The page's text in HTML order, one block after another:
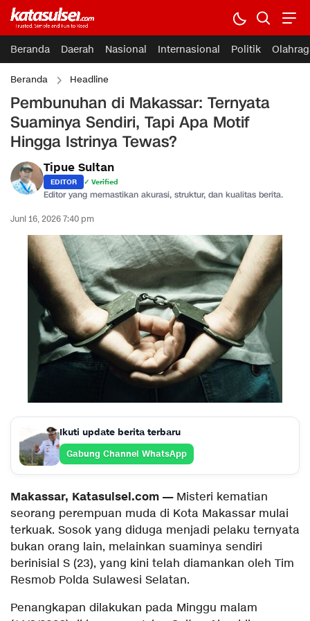
Beranda Daerah Nasional Internasional Politik
Beranda Headline
Pembunuhan di Makassar: Ternyata
Suaminya Sendiri, Tapi Apa Motif
Hingga Istrinya Tewas?
Tipue Sultan
EDITOR ✓ Verified
Editor yang memastikan akurasi, struktur, dan kualitas berita.
Juni 16, 2026 7:40 pm
Ikuti update berita terbaru
Gabung Channel WhatsApp
Makassar, Katasulsel.com — Misteri kematian
seorang perempuan muda di Kota Makassar mulai
terkuak. Sosok yang diduga menjadi pelaku ternyata
bukan orang lain, melainkan suaminya sendiri
berinisial S (23), yang kini telah diamankan oleh Tim
Resmob Polda Sulawesi Selatan.
Penangkapan dilakukan pada Minggu malam